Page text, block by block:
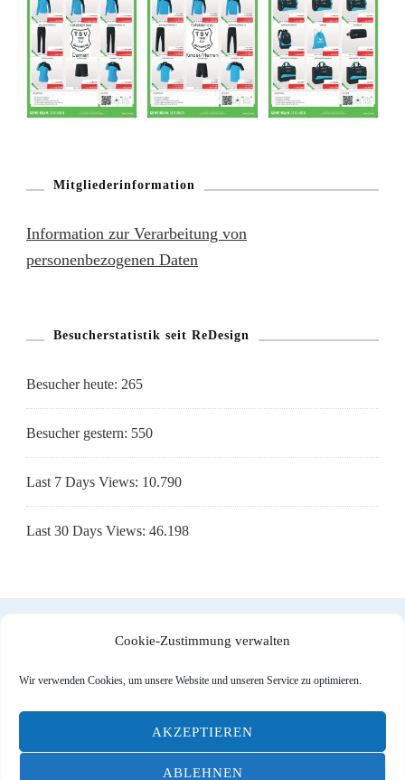
Cookie-Zustimmung verwalten
Wir verwenden Cookies, um unsere Website und unseren Service zu optimieren.
AKZEPTIEREN
ABLEHNEN
Mitgliederinformation
Information zur Verarbeitung von
personenbezogenen Daten
Besucherstatistik seit ReDesign
Besucher heute: 265
Besucher gestern: 550
Last 7 Days Views: 10.790
Last 30 Days Views: 46.198
DOMITO Web & Ad